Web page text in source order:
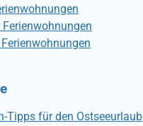
Ferienwohnungen
Tipps für den Ostseeurlaub